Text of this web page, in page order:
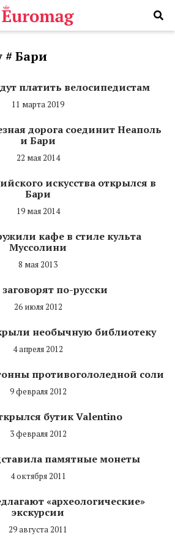
# Бари
платить велосипедистам
11 марта 2019
дорога соединит Неаполь
и Бари
22 мая 2014
искусства открылся в
Бари
19 мая 2014
кафе в стиле культа
Муссолини
8 мая 2013
по-русски
26 июля 2012
необычную библиотеку
4 апреля 2012
противогололедной соли
9 февраля 2012
бутик Valentino
3 февраля 2012
памятные монеты
4 октября 2011
«археологические»
экскурсии
29 августа 2011